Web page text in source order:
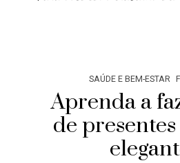
SAÚDE E BEM-ESTAR
Aprenda a
de